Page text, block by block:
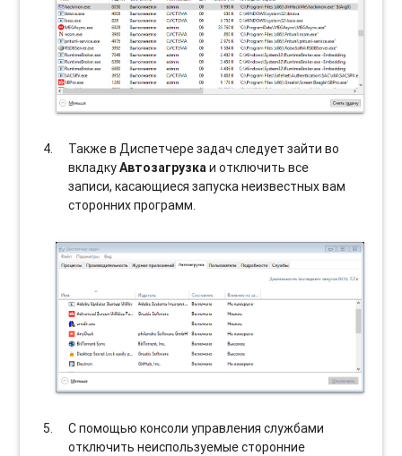
Также в Диспетчере задач следует зайти во
вкладкуАвтозагрузкаи отключить все
записи, касающиеся запуска неизвестных вам
сторонних программ.
С помощью консоли управления службами
отключить неиспользуемые сторонние